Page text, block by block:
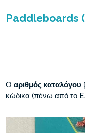
Paddleboards
Ο αριθμός καταλόγου
κώδικα (πάνω από το